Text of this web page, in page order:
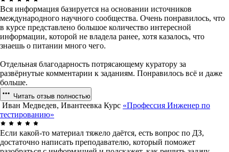
Вся информация базируется на основании источников
международного научного сообщества. Очень понравилось, что
в курсе представлено большое количество интересной
информации, которой не владела ранее, хотя казалось, что
знаешь о питании много чего.
Отдельная благодарность потрясающему куратору за
развёрнутые комментарии к заданиям. Понравилось всё и даже
больше.
Читать отзыв полностью
Иван Медведев, Ивантеевка Курс «Профессия Инженер по
тестированию»
Если какой-то материал тяжело даётся, есть вопрос по ДЗ,
достаточно написать преподавателю, который поможет